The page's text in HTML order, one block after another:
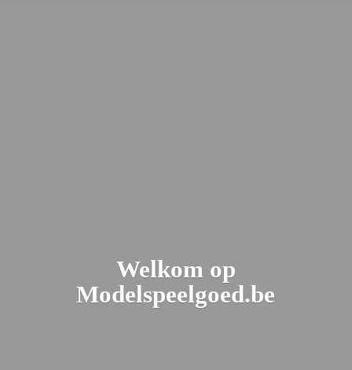
Welkom op
Modelspeelgoed.be